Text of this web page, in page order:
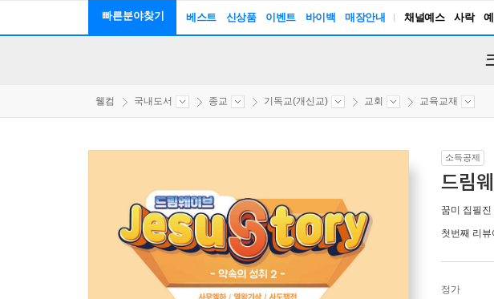
빠른분야찾기 베스트 신상품 이벤트 바이백 매장안내 채널예스 사락
웰컴 국내도서 종교 기독교(개신교) 교회 교육교재
소득공제
드림
꿈미 집필진
첫번째 리
정가